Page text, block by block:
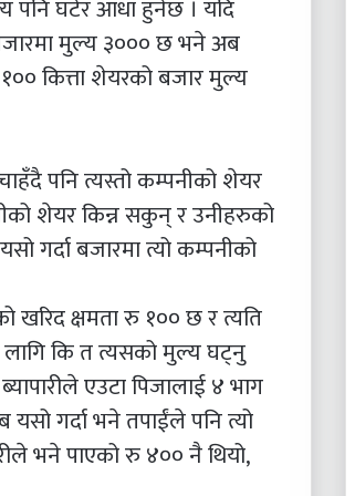
पनि घटेर आधा हुनेछ । यदि
मुल्य ३००० छ भने अब
कित्ता शेयरको बजार मुल्य
पनि त्यस्तो कम्पनीको शेयर
शेयर किन्न सकुन् र उनीहरुको
गर्दा बजारमा त्यो कम्पनीको
खरिद क्षमता रु १०० छ र त्यति
कि त त्यसको मुल्य घट्नु
एउटा पिजालाई ४ भाग
गर्दा भने तपाईंले पनि त्यो
भने पाएको रु ४०० नै थियो,